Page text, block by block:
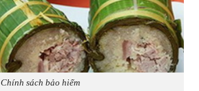
Chính sách bảo hiểm